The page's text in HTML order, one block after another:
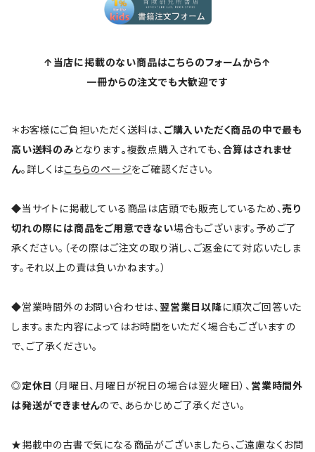
↑当店に掲載のない商品はこちらのフォームから↑
一冊からの注文でも大歓迎です
＊お客様にご負担いただく送料は、 ご購入いただく商品の中で最も
高い送料のみとなります。複数点購入されても、 合算はされませ
ん。詳しくはこちらのページをご確認ください。
◆当サイトに掲載している商品は店頭でも販売しているため、売り
切れの際には商品をご用意できない場合もございます。予めご了
承ください。（その際はご注文の取り消し、ご返金にて対応いたしま
す。それ以上の責は負いかねます。）
◆営業時間外のお問い合わせは、 翌営業日以降に順次ご回答いた
します。また内容によってはお時間をいただく場合もございますの
で、ご了承ください。
◎定休日 （月曜日、月曜日が祝日の場合は翌火曜日）、 営業時間外
は発送ができませんので、あらかじめご了承ください。
★掲載中の古書で気になる商品がございましたら、ご遠慮なくお問